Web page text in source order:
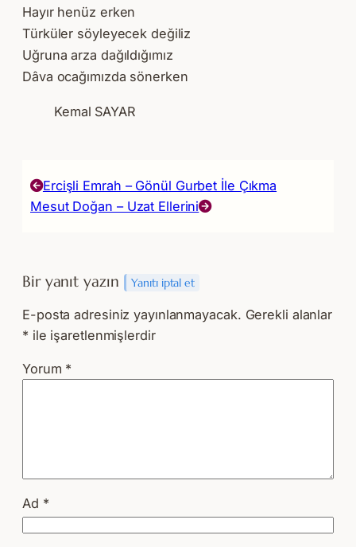
Hayır henüz erken
Türküler söyleyecek değiliz
Uğruna arza dağıldığımız
Dâva ocağımızda sönerken
Kemal SAYAR
Ercişli Emrah – Gönül Gurbet İle Çıkma
Mesut Doğan – Uzat Ellerini
Bir yanıt yazın Yanıtı iptal et
E-posta adresiniz yayınlanmayacak. Gerekli alanlar
* ile işaretlenmişlerdir
Yorum *
Ad *